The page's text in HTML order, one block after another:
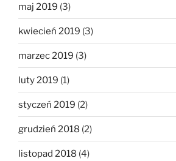
maj 2019 (3)
kwiecień 2019 (3)
marzec 2019 (3)
luty 2019 (1)
styczeń 2019 (2)
grudzień 2018 (2)
listopad 2018 (4)